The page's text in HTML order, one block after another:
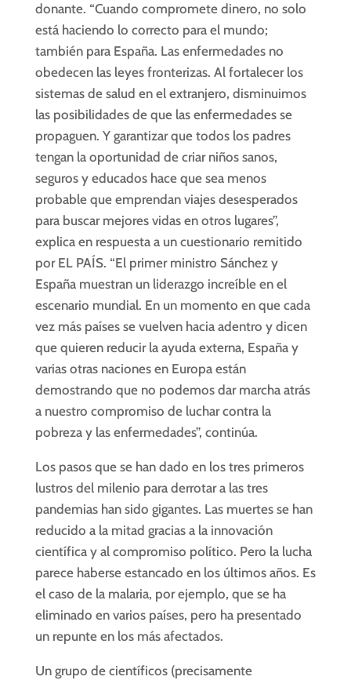
donante. “Cuando compromete dinero, no solo
está haciendo lo correcto para el mundo;
también para España. Las enfermedades no
obedecen las leyes fronterizas. Al fortalecer los
sistemas de salud en el extranjero, disminuimos
las posibilidades de que las enfermedades se
propaguen. Y garantizar que todos los padres
tengan la oportunidad de criar niños sanos,
seguros y educados hace que sea menos
probable que emprendan viajes desesperados
para buscar mejores vidas en otros lugares”,
explica en respuesta a un cuestionario remitido
por EL PAÍS. “El primer ministro Sánchez y
España muestran un liderazgo increíble en el
escenario mundial. En un momento en que cada
vez más países se vuelven hacia adentro y dicen
que quieren reducir la ayuda externa, España y
varias otras naciones en Europa están
demostrando que no podemos dar marcha atrás
a nuestro compromiso de luchar contra la
pobreza y las enfermedades”, continúa.
Los pasos que se han dado en los tres primeros
lustros del milenio para derrotar a las tres
pandemias han sido gigantes. Las muertes se han
reducido a la mitad gracias a la innovación
científica y al compromiso político. Pero la lucha
parece haberse estancado en los últimos años. Es
el caso de la malaria, por ejemplo, que se ha
eliminado en varios países, pero ha presentado
un repunte en los más afectados.
Un grupo de científicos (precisamente